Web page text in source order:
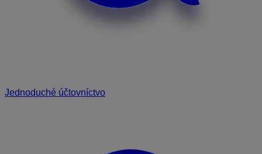
Jednoduché účtovníctvo